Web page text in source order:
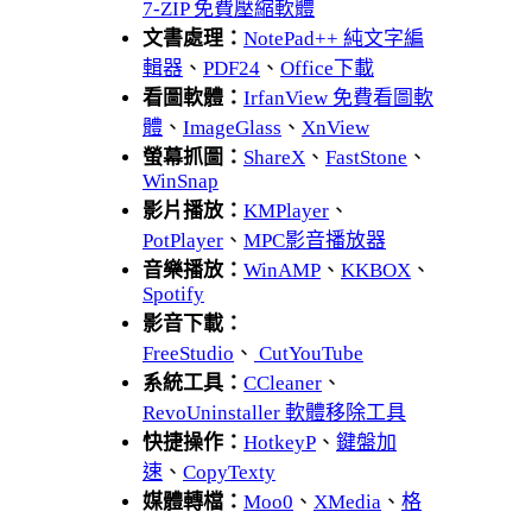
7-ZIP 免費壓縮軟體
文書處理： NotePad++ 純文字編
輯器 、 PDF24 、 Office下載
看圖軟體： IrfanView 免費看圖軟
體 、 ImageGlass 、 XnView
螢幕抓圖： ShareX 、 FastStone 、
WinSnap
影片播放： KMPlayer 、
PotPlayer 、 MPC影音播放器
音樂播放： WinAMP 、 KKBOX 、
Spotify
影音下載：
FreeStudio 、 CutYouTube
系統工具： CCleaner 、
RevoUninstaller 軟體移除工具
快捷操作： HotkeyP 、 鍵盤加
速 、 CopyTexty
媒體轉檔： Moo0 、 XMedia 、 格